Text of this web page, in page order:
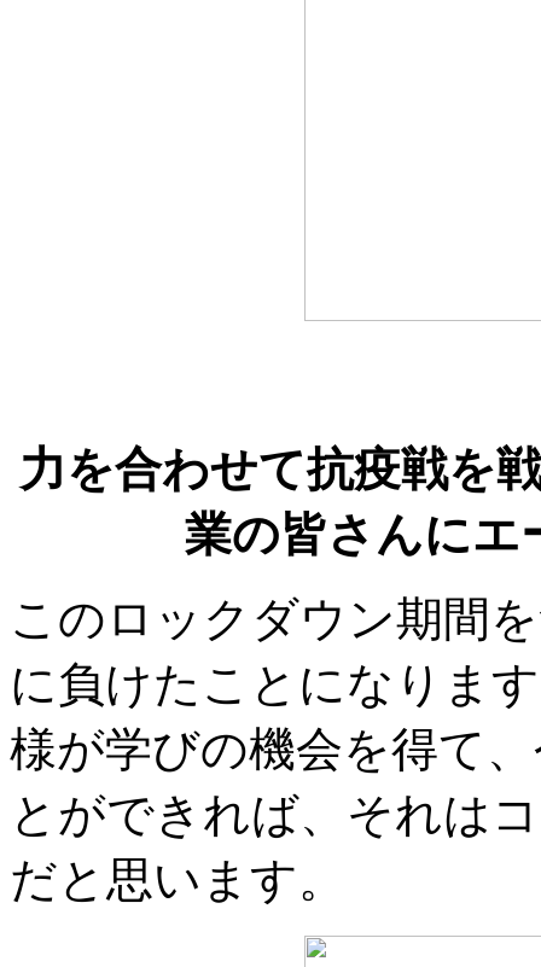
力を合わせて抗疫戦を
業の皆さんにエ
このロックダウン期間
に負けたことになりま
様が学びの機会を得て
とができれば、それは
だと思います。